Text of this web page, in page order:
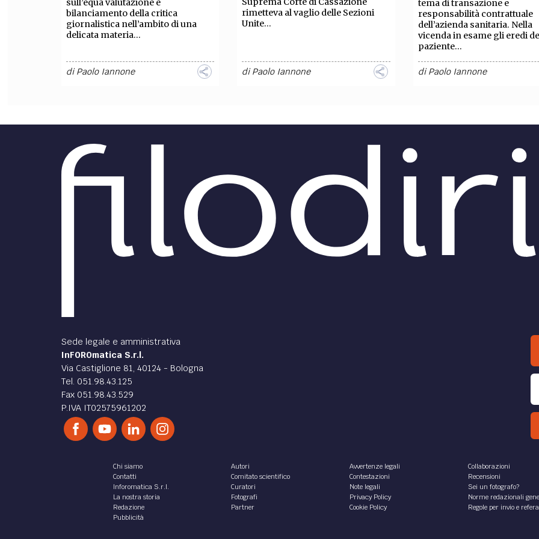
sull’equa valutazione e
bilanciamento della critica
giornalistica nell’ambito di una
delicata materia...
diPaolo Iannone
rimetteva al vaglio delle Sezioni
Unite...
diPaolo Iannone
tema di transazione e
responsabilità contrattuale
dell’azienda sanitaria. Nella
vicenda in esame gli eredi
paziente...
diPaolo Iannone
Sede legale e amministrativa
InFOROmatica S.r.l.
Via Castiglione 81, 40124 - Bologna
Tel. 051.98.43.125
Fax 051.98.43.529
P.IVA IT02575961202
Chi siamo
Contatti
Inforomatica S.r.l.
La nostra storia
Redazione
Pubblicità
Autori
Comitato scientifico
Curatori
Fotografi
Partner
Avvertenze legali
Contestazioni
Note legali
Privacy Policy
Cookie Policy
Collaborazioni
Recensioni
Sei un fotografo?
Norme redazionali
Regole per invio e